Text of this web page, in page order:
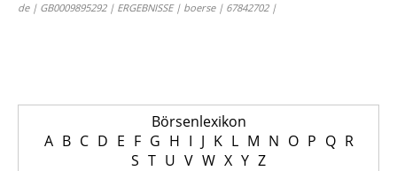
de | GB0009895292 | ERGEBNISSE | boerse | 67842702 |
Börsenlexikon
A B C D E F G H I J K L M N O P Q R
S T U V W X Y Z